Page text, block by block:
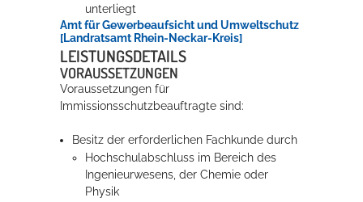
unterliegt
Amt für Gewerbeaufsicht und Umweltschutz
[Landratsamt Rhein-Neckar-Kreis]
LEISTUNGSDETAILS
VORAUSSETZUNGEN
Voraussetzungen für
Immissionsschutzbeauftragte sind:
Besitz der erforderlichen Fachkunde durch
Hochschulabschluss im Bereich des
Ingenieurwesens, der Chemie oder
Physik